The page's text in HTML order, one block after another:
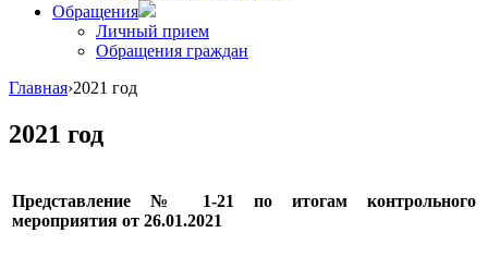
Обращения
Личный прием
Обращения граждан
Главная›2021 год
2021 год
Представление № 1-21 по итогам контрольного
мероприятия от 26.01.2021